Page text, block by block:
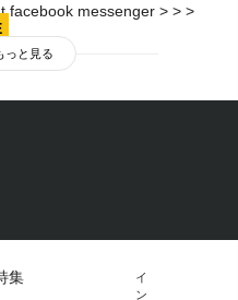
facebook messenger > > >
っと見る
集
イ
ン